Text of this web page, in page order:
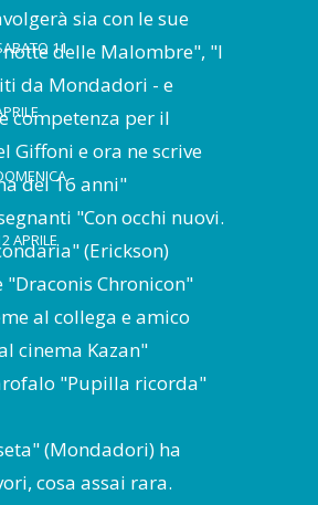
11
APRILE
sia con le sue
delle Malombre", "I
da Mondadori - e
competenza per il
Giffoni e ora ne scrive
dei 16 anni"
"Con occhi nuovi.
(Erickson)
Chronicon"
al collega e amico
cinema Kazan"
"Pupilla ricorda"
(Mondadori) ha
cosa assai rara.